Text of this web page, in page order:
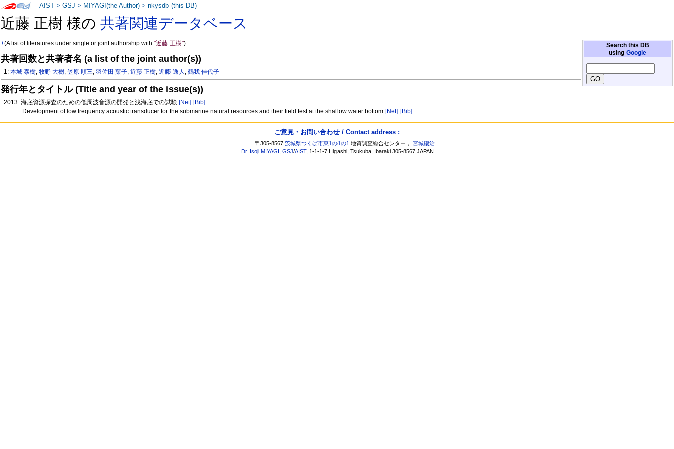
近藤 正樹 様の共著関連データベース
Search this DB
using Google
+(A list of literatures under single or joint authorship with"近藤 正樹")
共著回数と共著者名 (a list of the joint author(s))
1:本城 泰樹,牧野 大樹,笠原 順三,羽佐田 葉子,近藤 正樹,近藤 逸人 ,鶴我 佳代子
発行年とタイトル (Title and year of the issue(s))
2013: 海底資源探査のための低周波音源の開発と浅海底での試験 [Net] [Bib]
Development of low frequency acoustic transducer for the submarine natural resources and their field test at the shallow water bottom [Net] [Bib]
AIST >GSJ > MIYAGI(the Author) >nkysdb (this DB)
ご意見・お問い合わせ / Contact address :
〒305-8567茨城県つくば市東1の1の1 地質調査総合センター，宮城磯治
Dr. Isoji MIYAGI ,GSJ/AIST, 1-1-1-7 Higashi, Tsukuba, Ibaraki 305-8567 JAPAN